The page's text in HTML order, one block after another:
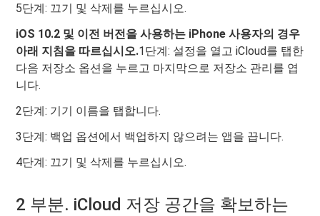
5단계: 끄기 및 삭제를 누르십시오.
iOS 10.2 및 이전 버전을 사용하는 iPhone 사용자의 경우
아래 지침을 따르십시오.1단계: 설정을 열고 iCloud를 탭한
다음 저장소 옵션을 누르고 마지막으로 저장소 관리를 엽
니다.
2단계: 기기 이름을 탭합니다.
3단계: 백업 옵션에서 백업하지 않으려는 앱을 끕니다.
4단계: 끄기 및 삭제를 누르십시오.
2 부분. iCloud 저장 공간을 확보하는